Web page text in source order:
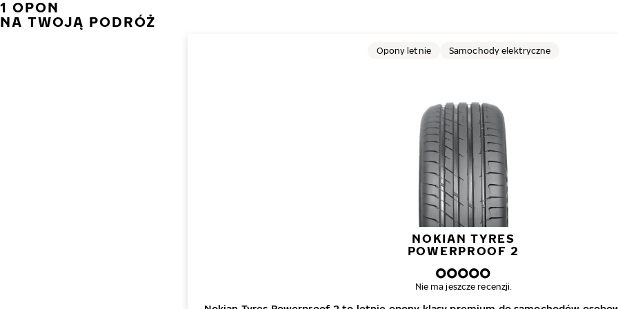
1 OPON
NA TWOJĄ PODRÓŻ
NOKIAN TYRES
POWERPROOF 2
Opony letnie Samochody elektryczne
Nie ma jeszcze recenzji.